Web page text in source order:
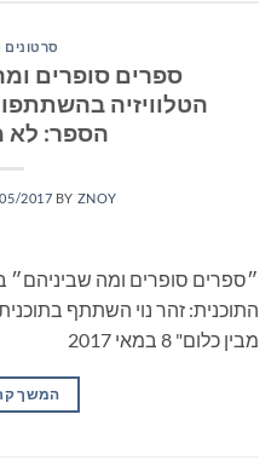
סרטונים
ספרים סופרים
הטלוויזיה
הספר: לא
2017 BY ZNOY
התוכנית: זהר נוי השתתף
מבין כלום" 8 במאי 2017
המשך